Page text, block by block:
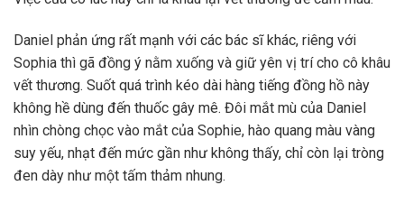
Daniel phản ứng rất mạnh với các bác sĩ khác, riêng với
Sophia thì gã đồng ý nằm xuống và giữ yên vị trí cho cô khâu
vết thương. Suốt quá trình kéo dài hàng tiếng đồng hồ này
không hề dùng đến thuốc gây mê. Đôi mắt mù của Daniel
nhìn chòng chọc vào mắt của Sophie, hào quang màu vàng
suy yếu, nhạt đến mức gần như không thấy, chỉ còn lại tròng
đen dày như một tấm thảm nhung.